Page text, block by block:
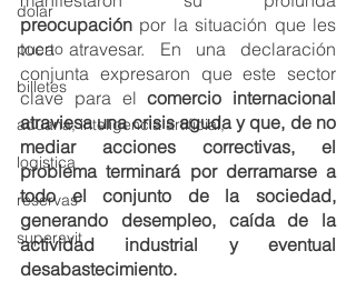
dolar
puerto
billetes
aduana, inteligencia artificial,
logistica
reservas
superavit
preocupación por la situación que les
toca atravesar. En una declaración
conjunta expresaron que este sector
clave para el comercio internacional
atraviesa una crisis aguda y que, de no
mediar acciones correctivas, el
problema terminará por derramarse a
todo el conjunto de la sociedad,
generando desempleo, caída de la
actividad industrial y eventual
desabastecimiento.